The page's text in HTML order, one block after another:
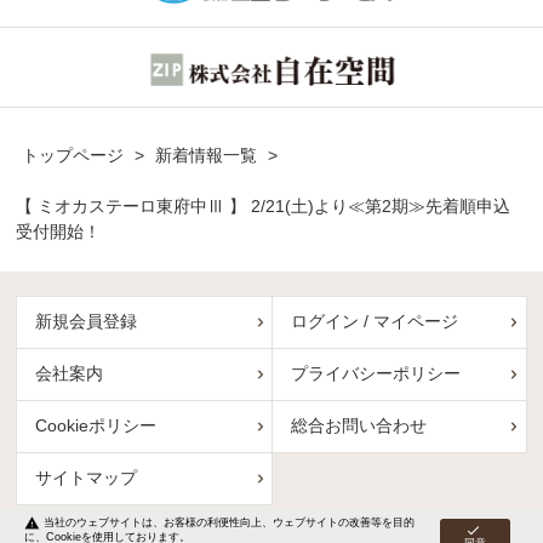
トップページ > 新着情報一覧 >
【 ミオカステーロ東府中Ⅲ 】 2/21(土)より≪第2期≫先着順申込
受付開始！
新規会員登録 ログイン / マイページ
会社案内 プライバシーポリシー
Cookieポリシー 総合お問い合わせ
サイトマップ
Copyright (C) Yamada Corp. All Rights Reserved
warning 当社のウェブサイトは、お客様の利便性向上、ウェブサイトの改善等を目的
に、Cookieを使用しております。
check